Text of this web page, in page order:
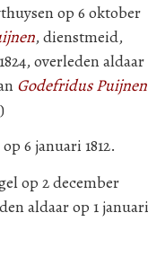
op 6 oktober
, dienstmeid,
overleden aldaar
Godefridus Puijnen
6 januari 1812.
op 2 december
aldaar op 1 januari